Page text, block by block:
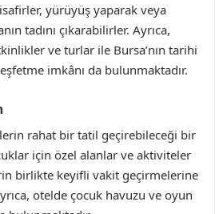
yürüyüş yaparak veya
tadını çıkarabilirler. Ayrıca,
ve turlar ile Bursa’nın tarihi
imkânı da bulunmaktadır.
rahat bir tatil geçirebileceği bir
için özel alanlar ve aktiviteler
birlikte keyifli vakit geçirmelerine
otelde çocuk havuzu ve oyun